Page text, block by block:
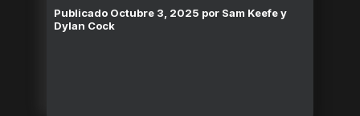
Publicado Octubre 3, 2025 por Sam Keefe y
Dylan Cock